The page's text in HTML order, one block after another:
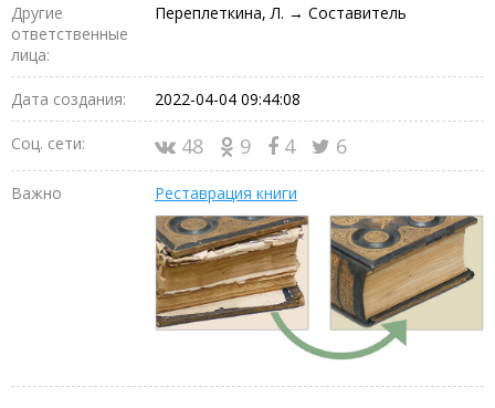
Другие
ответственные
лица:
Переплеткина, Л. → Составитель
Дата создания: 2022-04-04 09:44:08
Соц. сети: 48 9 4 6
Важно Реставрация книги